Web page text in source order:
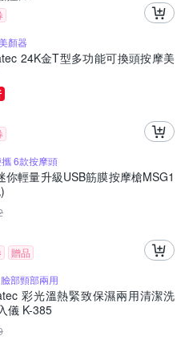
顏器
24K金T型多功能可換頭按摩美
6款按摩頭
你輕量升級USB筋膜按摩槍MSG1
贈品
部頸部兩用
彩光溫熱緊致保濕兩用清潔洗
儀 K-385